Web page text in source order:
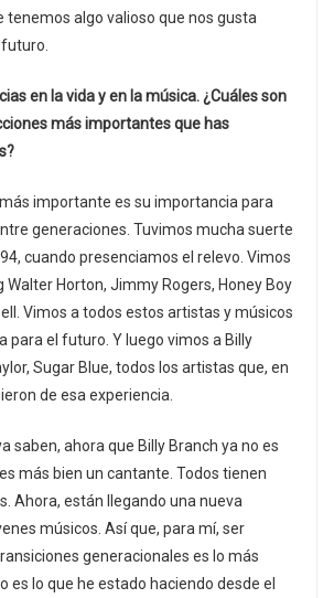
tenemos algo valioso que nos gusta
en la vida y en la música. ¿Cuáles son
más importantes que has
importante es su importancia para
generaciones. Tuvimos mucha suerte
cuando presenciamos el relevo. Vimos
Walter Horton, Jimmy Rogers, Honey Boy
Vimos a todos estos artistas y músicos
para el futuro. Y luego vimos a Billy
Sugar Blue, todos los artistas que, en
de esa experiencia.
saben, ahora que Billy Branch ya no es
más bien un cantante. Todos tienen
Ahora, están llegando una nueva
músicos. Así que, para mí, ser
generacionales es lo más
es lo que he estado haciendo desde el